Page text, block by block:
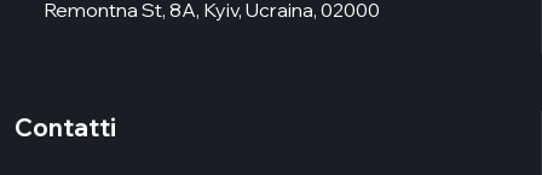
Remontna St, 8А, Kyiv, Ucraina, 02000
Contatti